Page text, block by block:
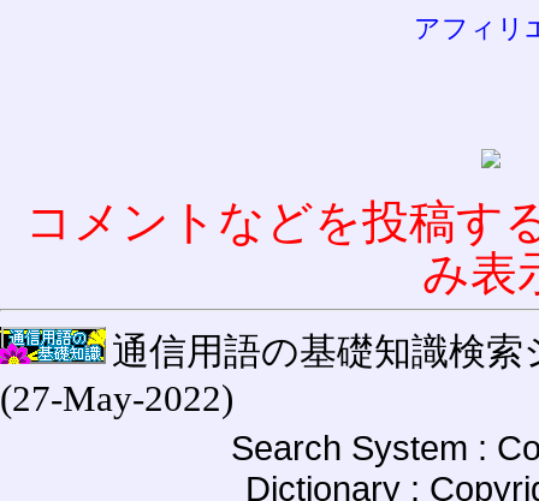
アフィリ
コメントなどを投稿す
み表
通信用語の基礎知識検索
(27-May-2022)
Search System :
Dictionary :